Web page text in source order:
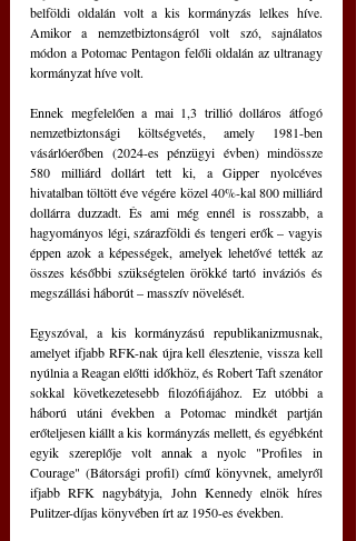
belföldi oldalán volt a kis kormányzás lelkes híve.
Amikor a nemzetbiztonságról volt szó, sajnálatos
módon a Potomac Pentagon felőli oldalán az ultranagy
kormányzat híve volt.
Ennek megfelelően a mai 1,3 trillió dolláros átfogó
nemzetbiztonsági költségvetés, amely 1981-ben
vásárlóerőben (2024-es pénzügyi évben) mindössze
580 milliárd dollárt tett ki, a Gipper nyolcéves
hivatalban töltött éve végére közel 40%-kal 800 milliárd
dollárra duzzadt. És ami még ennél is rosszabb, a
hagyományos légi, szárazföldi és tengeri erők – vagyis
éppen azok a képességek, amelyek lehetővé tették az
összes későbbi szükségtelen örökké tartó inváziós és
megszállási háborút – masszív növelését.
Egyszóval, a kis kormányzású republikanizmusnak,
amelyet ifjabb RFK-nak újra kell élesztenie, vissza kell
nyúlnia a Reagan előtti időkhöz, és Robert Taft szenátor
sokkal következetesebb filozófiájához. Ez utóbbi a
háború utáni években a Potomac mindkét partján
erőteljesen kiállt a kis kormányzás mellett, és egyébként
egyik szereplője volt annak a nyolc "Profiles in
Courage" (Bátorsági profil) című könyvnek, amelyről
ifjabb RFK nagybátyja, John Kennedy elnök híres
Pulitzer-díjas könyvében írt az 1950-es években.